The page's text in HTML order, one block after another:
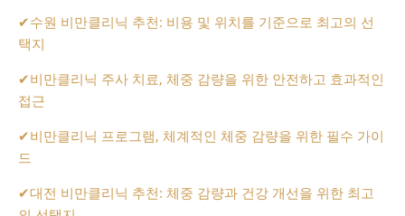
✔수원 비만클리닉 추천: 비용 및 위치를 기준으로 최고의 선
택지
✔비만클리닉 주사 치료, 체중 감량을 위한 안전하고 효과적인
접근
✔비만클리닉 프로그램, 체계적인 체중 감량을 위한 필수 가이
드
✔대전 비만클리닉 추천: 체중 감량과 건강 개선을 위한 최고